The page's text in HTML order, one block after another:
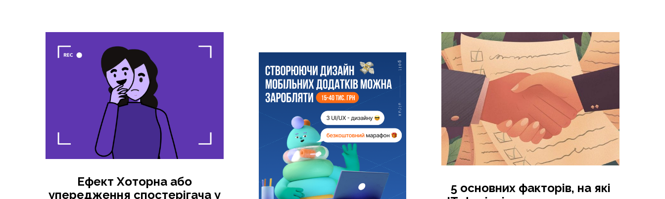
Ефект Хоторна або
упередження спостерігача у
5 основних факторів, на які